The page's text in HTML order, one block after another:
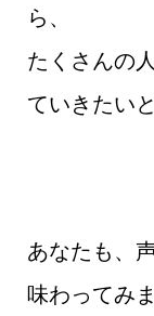
ら、
たくさんの
ていきたい
あなたも、
味わってみ